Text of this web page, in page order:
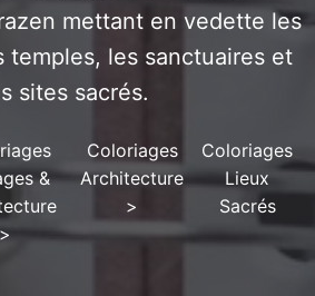
mettant en vedette les
temples, les sanctuaires et
sites sacrés.
&
>
Coloriages
Architecture
>
Coloriages
Lieux
Sacrés